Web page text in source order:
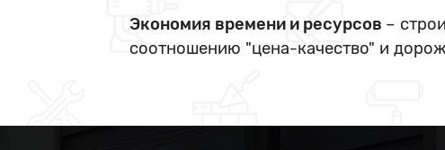
Экономия времени и ресурсов –
соотношению "цена-качество" и